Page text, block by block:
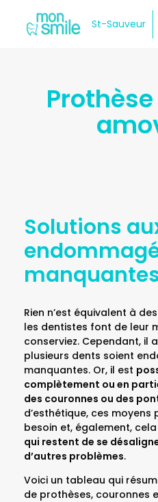
St-Sauveur
Solutions
Rien n’est équivalent à
les dentistes font de leur
conserviez. Cependant, il
plusieurs dents soient
manquantes. Or, il est
complètement ou en
des couronnes ou des
d’esthétique, ces
besoin et, également, cela
qui restent de se
d’autres problèmes.
Voici un tableau qui
de prothèses, couronnes